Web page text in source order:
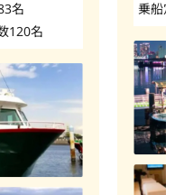
席人数 乗船定